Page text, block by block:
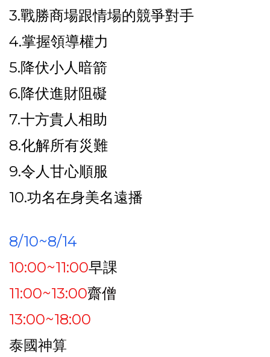
3.戰勝商場跟情場的競爭對手
4.掌握領導權力
5.降伏小人暗箭
6.降伏進財阻礙
7.十方貴人相助
8.化解所有災難
9.令人甘心順服
10.功名在身美名遠播
8/10~8/14
10:00~11:00早課
11:00~13:00齋僧
13:00~18:00
泰國神算